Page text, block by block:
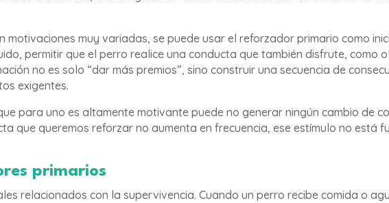
motivaciones muy variadas, se puede usar el reforzador primario como
permitir que el perro realice una conducta que también disfrute, como
no es solo “dar más premios”, sino construir una secuencia de
exigentes.
para uno es altamente motivante puede no generar ningún cambio de
que queremos reforzar no aumenta en frecuencia, ese estímulo no está
primarios
relacionados con la supervivencia. Cuando un perro recibe comida o